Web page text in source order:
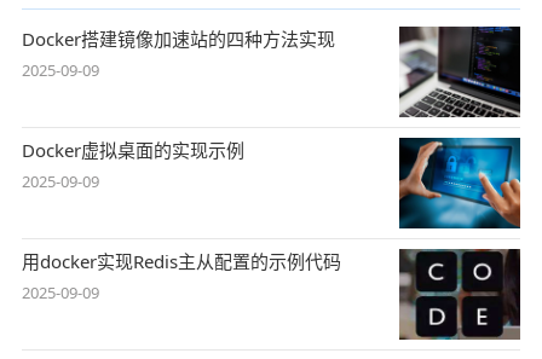
Docker搭建镜像加速站的四种方法实现
2025-09-09
Docker虚拟桌面的实现示例
2025-09-09
用docker实现Redis主从配置的示例代码
2025-09-09